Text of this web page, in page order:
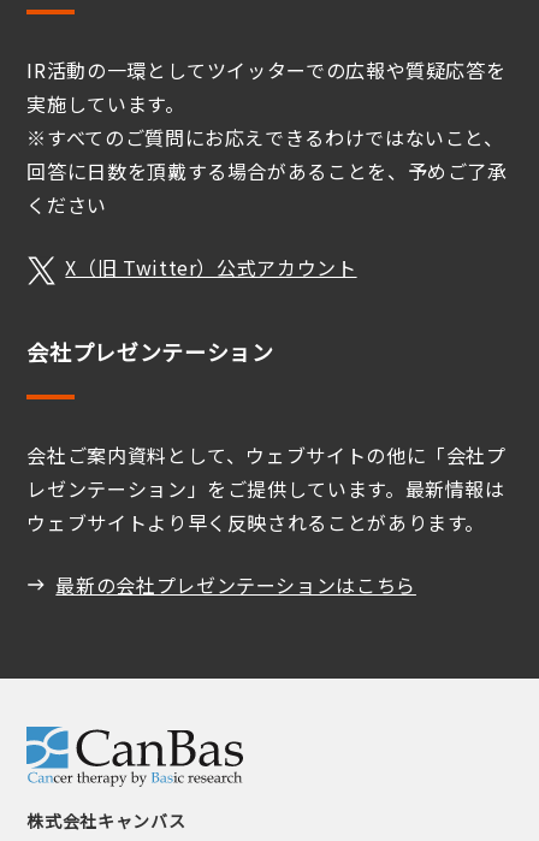
IR活動の一環としてツイッターでの広報や質疑応答を
実施しています。
※すべてのご質問にお応えできるわけではないこと、
回答に日数を頂戴する場合があることを、予めご了承
ください
X（旧 Twitter）公式アカウント
会社プレゼンテーション
会社ご案内資料として、ウェブサイトの他に「会社プ
レゼンテーション」をご提供しています。最新情報は
ウェブサイトより早く反映されることがあります。
最新の会社プレゼンテーションはこちら
株式会社キャンバス